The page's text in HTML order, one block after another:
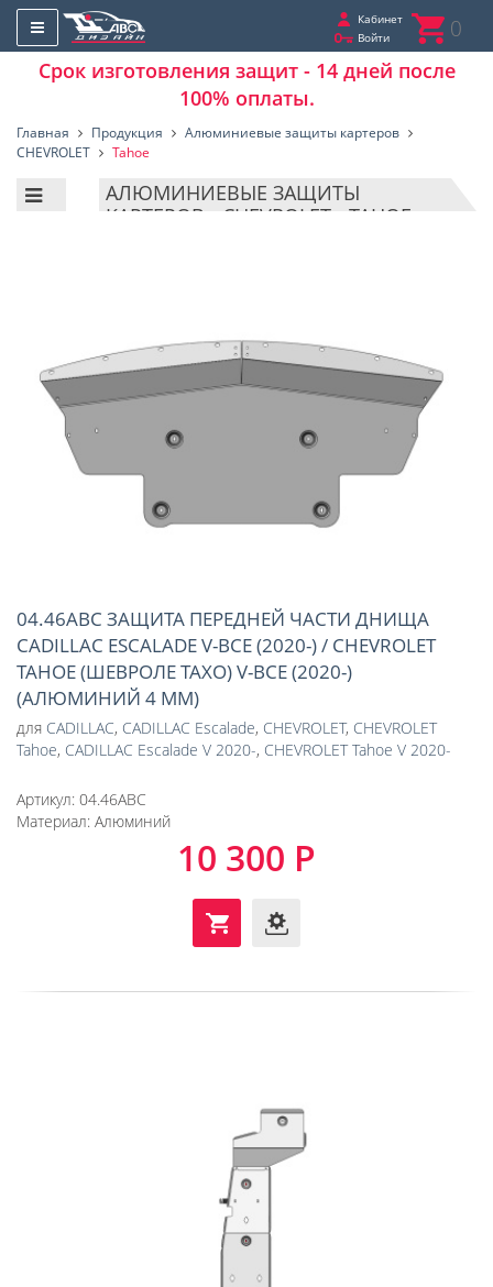
Кабинет
Войти
0
Срок изготовления защит - 14 дней после
100% оплаты.
Главная Продукция
Алюминиевые защиты картеров
CHEVROLET
Tahoe
АЛЮМИНИЕВЫЕ ЗАЩИТЫ
КАРТЕРОВ - CHEVROLET - TAHOE
04.46ABC ЗАЩИТА ПЕРЕДНЕЙ ЧАСТИ ДНИЩА
CADILLAC ESCALADE V-ВСЕ (2020-) / CHEVROLET
TAHOE (ШЕВРОЛЕ ТАХО) V-ВСЕ (2020-)
(АЛЮМИНИЙ 4 ММ)
для CADILLAC, CADILLAC Escalade, CHEVROLET, CHEVROLET
Tahoe, CADILLAC Escalade V 2020-, CHEVROLET Tahoe V 2020-
Артикул: 04.46ABC
Материал: Алюминий
10 300 Р